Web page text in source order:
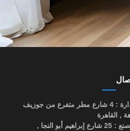
عنوان الإدارة : 4 شارع مطر متفرع من جوزيف
, القاهرة
عنوان المصنع : 25 شارع إبراهيم أبو النجا ,